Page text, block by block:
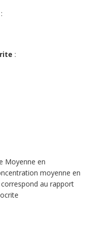
:
:
Moyenne en
moyenne en
au rapport